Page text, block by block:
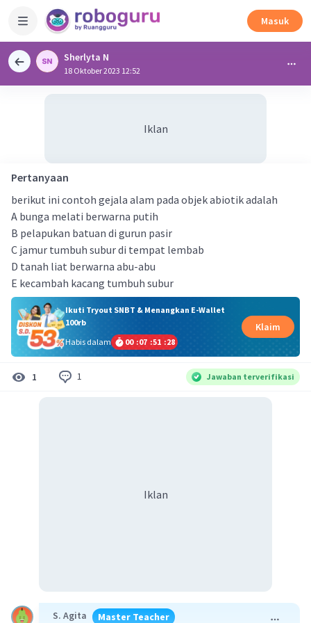
Masuk
Sherlyta N
18 Oktober 2023 12:52
Iklan
Pertanyaan
berikut ini contoh gejala alam pada objek abiotik adalah
A bunga melati berwarna putih
B pelapukan batuan di gurun pasir
C jamur tumbuh subur di tempat lembab
D tanah liat berwarna abu-abu
E kecambah kacang tumbuh subur
Ikuti Tryout SNBT & Menangkan E-Wallet
100rb
Habis dalam
00 :07 :51 :27
Klaim
1 1 Jawaban terverifikasi
Iklan
S. Agita Master Teacher